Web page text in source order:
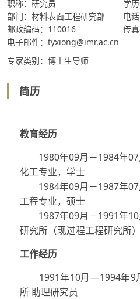
职称：研究员
学
部门：材料表面工程研究部
电
邮政编码：110016
传
电子邮件：tyxiong@imr.ac.cn
专家类别：博士生导师
简历
教育经历
1980年09月－1984年
化工专业，学士
1984年09月－1987年07
工程专业，硕士
1987年09月－1991年10
研究所（现过程工程研究所
工作经历
1991年10月—1994年9
所 助理研究员